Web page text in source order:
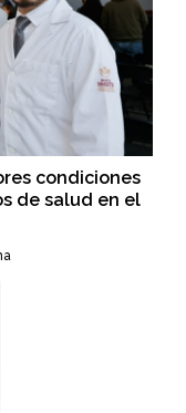
condiciones
de salud en el